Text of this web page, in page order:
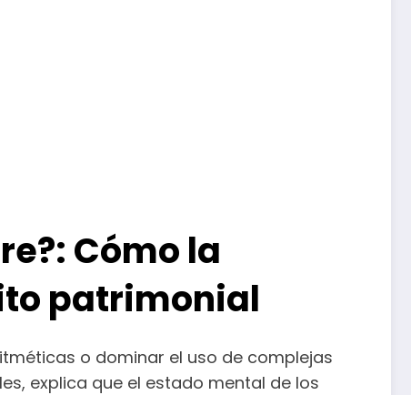
Cómo la
patrimonial
o dominar el uso de complejas
explica que el estado mental de los